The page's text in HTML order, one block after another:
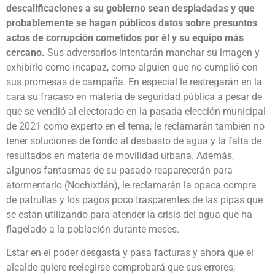
descalificaciones a su gobierno sean despiadadas y que
probablemente se hagan públicos datos sobre presuntos
actos de corrupción cometidos por él y su equipo más
cercano. Sus adversarios intentarán manchar su imagen y
exhibirlo como incapaz, como alguien que no cumplió con
sus promesas de campaña. En especial le restregarán en la
cara su fracaso en materia de seguridad pública a pesar de
que se vendió al electorado en la pasada elección municipal
de 2021 como experto en el tema, le reclamarán también no
tener soluciones de fondo al desbasto de agua y la falta de
resultados en materia de movilidad urbana. Además,
algunos fantasmas de su pasado reaparecerán para
atormentarlo (Nochixtlán), le reclamarán la opaca compra
de patrullas y los pagos poco trasparentes de las pipas que
se están utilizando para atender la crisis del agua que ha
flagelado a la población durante meses.
Estar en el poder desgasta y pasa facturas y ahora que el
alcalde quiere reelegirse comprobará que sus errores,